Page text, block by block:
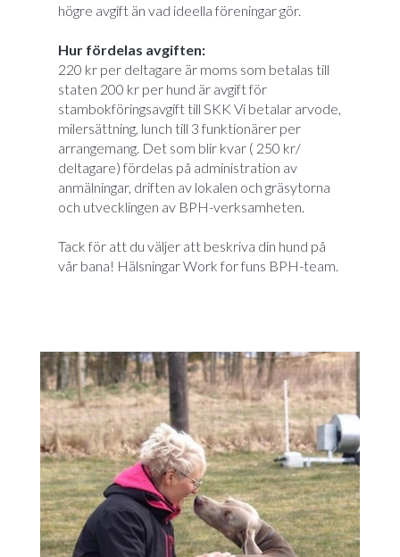
högre avgift än vad ideella föreningar gör.
Hur fördelas avgiften:
220 kr per deltagare är moms som betalas till
staten 200 kr per hund är avgift för
stambokföringsavgift till SKK Vi betalar arvode,
milersättning, lunch till 3 funktionärer per
arrangemang. Det som blir kvar ( 250 kr/
deltagare) fördelas på administration av
anmälningar, driften av lokalen och gräsytorna
och utvecklingen av BPH-verksamheten.
Tack för att du väljer att beskriva din hund på
vår bana! Hälsningar Work for funs BPH-team.